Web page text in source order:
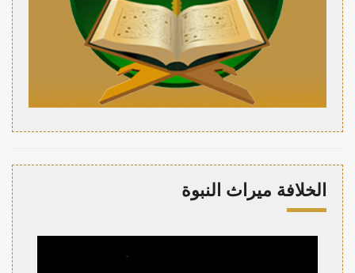
الخلافة ميراث النبوة